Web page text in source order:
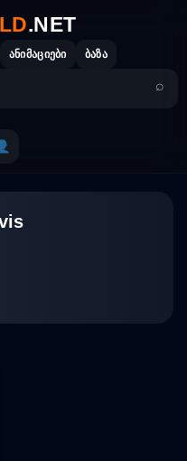
.NET
ანიმაციები ბაზა